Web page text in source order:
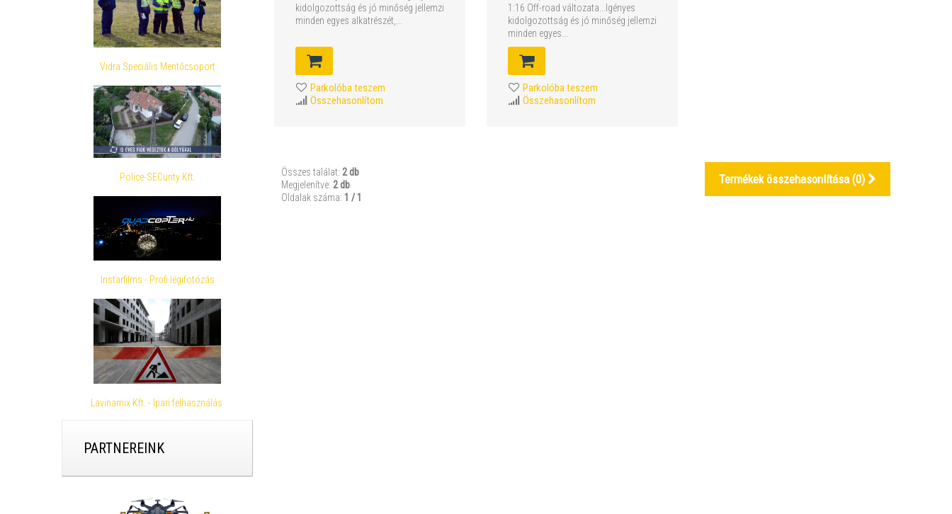
kidolgozottság és jó minőség jellemzi
minden egyes alkatrészét,...
Parkolóba teszem
Összehasonlítom
1:16 Off-road változata...Igényes
kidolgozottság és jó minőség jellemzi
minden egyes...
Parkolóba teszem
Összehasonlítom
Összes találat: 2 db
Megjelenítve: 2 db
Oldalak száma: 1 / 1
Termékek összehasonlítása (0)
Vidra Speciális Mentőcsoport
Police-SECurity Kft.
Instarfilms - Profi légifotózás
Lavinamix Kft. - Ipari felhasználás
PARTNEREINK